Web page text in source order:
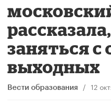
заняться с
выходных
Вести образования / 12